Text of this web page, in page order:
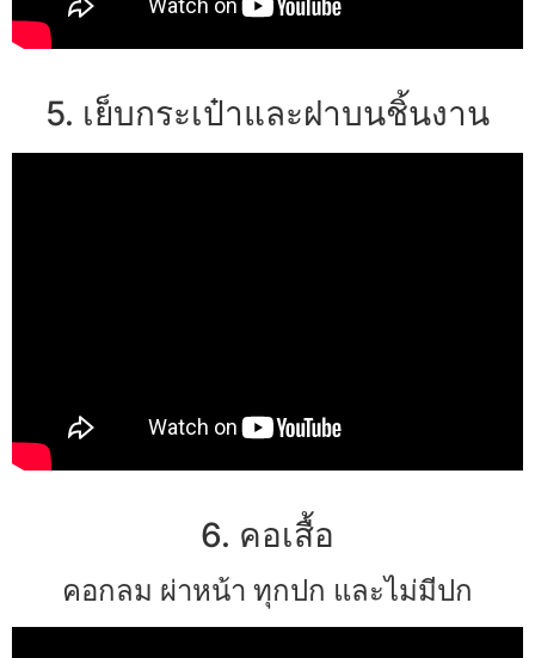
5. เย็บกระเป๋าและฝาบนชิ้นงาน
6. คอเสื้อ
คอกลม ผ่าหน้า ทุกปก และไม่มีปก